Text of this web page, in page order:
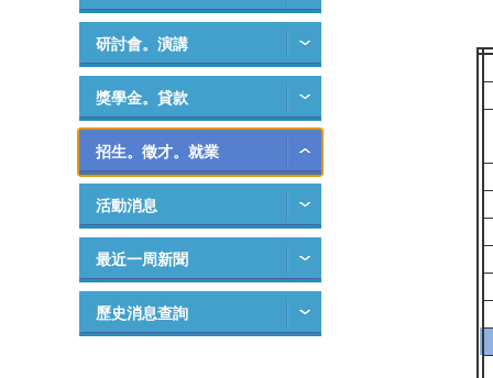
研討會。演講
獎學金。貸款
招生。徵才。就業
活動消息
最近一周新聞
歷史消息查詢